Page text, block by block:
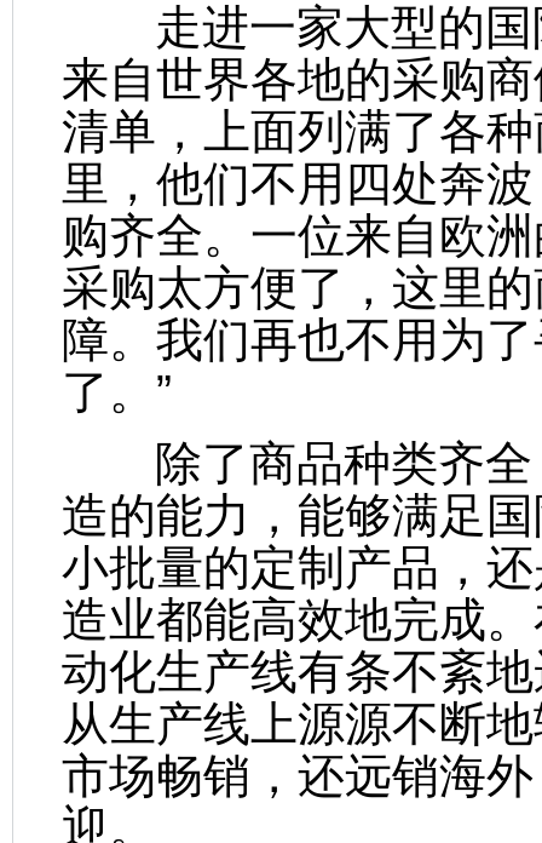
走进一家大型的国
来自世界各地的采购
清单，上面列满了各
里，他们不用四处奔
购齐全。一位来自欧
采购太方便了，这里
障。我们再也不用为
了。”
除了商品种类齐全
造的能力，能够满足
小批量的定制产品，
造业都能高效地完成
动化生产线有条不紊
从生产线上源源不断
市场畅销，还远销海
迎。